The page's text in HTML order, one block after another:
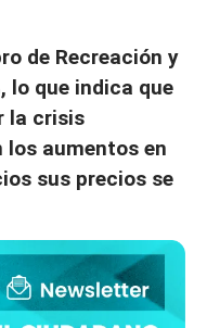
de Recreación y
lo que indica que
la crisis
los aumentos en
sus precios se